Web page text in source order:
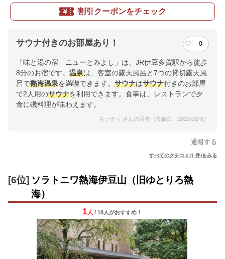
割引クーポンをチェック
サウナ付きのお部屋あり！ 0
「味と湯の宿 ニューとみよし」は、JR伊豆多賀駅から徒歩
8分のお宿です。 温泉は、客室の露天風呂と7つの貸切露天風
呂で熱海温泉を満喫できます。 サウナはサウナ付きのお部屋
で2人用のサウナを利用できます。食事は、レストランで夕
食に磯料理が味わえます。
モッティ さんの回答（投稿日：2022/10/ 6）
通報する
すべてのクチコミ(1 件)をみる
[6位] ソラトニワ熱海伊豆山（旧ゆとりろ熱
海）
1 人 / 18人がおすすめ！